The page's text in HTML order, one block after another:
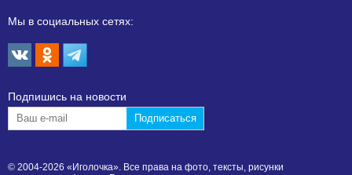
Мы в социальных сетях:
Подпишиcь на новости
© 2004-2026 «Иголочка». Все права на фото, тексты, рисунки